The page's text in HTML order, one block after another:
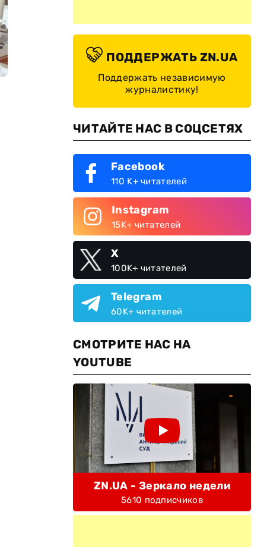
ПОДДЕРЖАТЬ ZN.UA
Поддержать независимую
журналистику!
ЧИТАЙТЕ НАС В СОЦСЕТЯХ
Facebook
110 K+ читателей
Instagram
15K+ читателей
X
100K+ читателей
Telegram
60K+ читателей
СМОТРИТЕ НАС НА
YOUTUBE
ZN.UA - Зеркало недели
5610 подписчиков